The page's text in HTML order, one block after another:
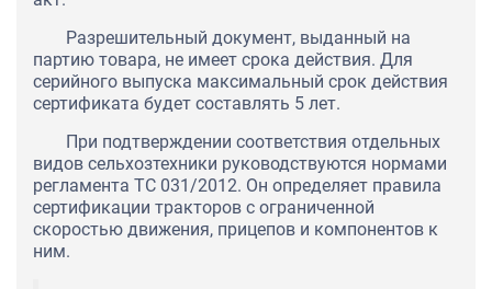
Разрешительный документ, выданный на
партию товара, не имеет срока действия. Для
серийного выпуска максимальный срок действия
сертификата будет составлять 5 лет.
При подтверждении соответствия отдельных
видов сельхозтехники руководствуются нормами
регламента ТС 031/2012. Он определяет правила
сертификации тракторов с ограниченной
скоростью движения, прицепов и компонентов к
ним.